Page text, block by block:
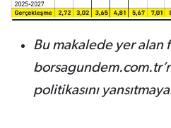
Bu makalede yer alan
politikasını